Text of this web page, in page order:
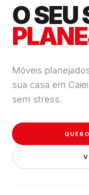
O SEU
Móveis
sua casa em
sem stress.